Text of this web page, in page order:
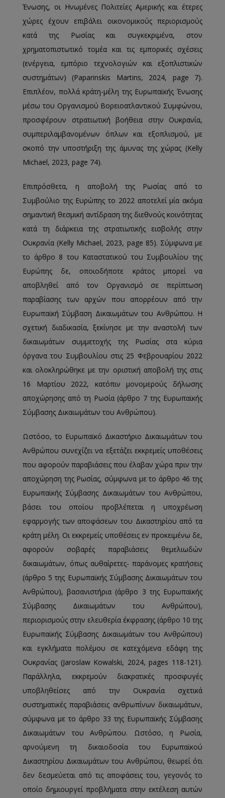
Ένωσης, οι Ηνωμένες Πολιτείες Αμερικής και έτερες
χώρες έχουν επιβάλει οικονομικούς περιορισμούς
κατά της Ρωσίας και συγκεκριμένα, στον
χρηματοπιστωτικό τομέα και τις εμπορικές σχέσεις
(ενέργεια, εμπόριο τεχνολογιών και εξοπλιστικών
συστημάτων) (Paparinskis Martins, 2024, page 7).
Επιπλέον, πολλά κράτη-μέλη της Ευρωπαϊκής Ένωσης
μέσω του Οργανισμού Βορειοατλαντικού Συμφώνου,
προσφέρουν στρατιωτική βοήθεια στην Ουκρανία,
συμπεριλαμβανομένων όπλων και εξοπλισμού, με
σκοπό την υποστήριξη της άμυνας της χώρας (Kelly
Michael, 2023, page 74).
Επιπρόσθετα, η αποβολή της Ρωσίας από το
Συμβούλιο της Ευρώπης το 2022 αποτελεί μία ακόμα
σημαντική θεσμική αντίδραση της διεθνούς κοινότητας
κατά τη διάρκεια της στρατιωτικής εισβολής στην
Ουκρανία (Kelly Michael, 2023, page 85). Σύμφωνα με
το άρθρο 8 του Καταστατικού του Συμβουλίου της
Ευρώπης δε, οποιοδήποτε κράτος μπορεί να
αποβληθεί από τον Οργανισμό σε περίπτωση
παραβίασης των αρχών που απορρέουν από την
Ευρωπαϊκή Σύμβαση Δικαιωμάτων του Ανθρώπου. Η
σχετική διαδικασία, ξεκίνησε με την αναστολή των
δικαιωμάτων συμμετοχής της Ρωσίας στα κύρια
όργανα του Συμβουλίου στις 25 Φεβρουαρίου 2022
και ολοκληρώθηκε με την οριστική αποβολή της στις
16 Μαρτίου 2022, κατόπιν μονομερούς δήλωσης
αποχώρησης από τη Ρωσία (άρθρο 7 της Ευρωπαϊκής
Σύμβασης Δικαιωμάτων του Ανθρώπου).
Ωστόσο, το Ευρωπαϊκό Δικαστήριο Δικαιωμάτων του
Ανθρώπου συνεχίζει να εξετάζει εκκρεμείς υποθέσεις
που αφορούν παραβιάσεις που έλαβαν χώρα πριν την
αποχώρηση της Ρωσίας, σύμφωνα με το άρθρο 46 της
Ευρωπαϊκής Σύμβασης Δικαιωμάτων του Ανθρώπου,
βάσει του οποίου προβλέπεται η υποχρέωση
εφαρμογής των αποφάσεων του Δικαστηρίου από τα
κράτη μέλη. Οι εκκρεμείς υποθέσεις εν προκειμένω δε,
αφορούν σοβαρές παραβιάσεις θεμελιωδών
δικαιωμάτων, όπως αυθαίρετες- παράνομες κρατήσεις
(άρθρο 5 της Ευρωπαϊκής Σύμβασης Δικαιωμάτων του
Ανθρώπου), βασανιστήρια (άρθρο 3 της Ευρωπαϊκής
Σύμβασης Δικαιωμάτων του Ανθρώπου),
περιορισμούς στην ελευθερία έκφρασης (άρθρο 10 της
Ευρωπαϊκής Σύμβασης Δικαιωμάτων του Ανθρώπου)
και εγκλήματα πολέμου σε κατεχόμενα εδάφη της
Ουκρανίας (Jaroslaw Kowalski, 2024, pages 118-121).
Παράλληλα, εκκρεμούν διακρατικές προσφυγές
υποβληθείσες από την Ουκρανία σχετικά
συστηματικές παραβιάσεις ανθρωπίνων δικαιωμάτων,
σύμφωνα με το άρθρο 33 της Ευρωπαϊκής Σύμβασης
Δικαιωμάτων του Ανθρώπου. Ωστόσο, η Ρωσία,
αρνούμενη τη δικαιοδοσία του Ευρωπαϊκού
Δικαστηρίου Δικαιωμάτων του Ανθρώπου, θεωρεί ότι
δεν δεσμεύεται από τις αποφάσεις του, γεγονός το
οποίο δημιουργεί προβλήματα στην εκτέλεση αυτών